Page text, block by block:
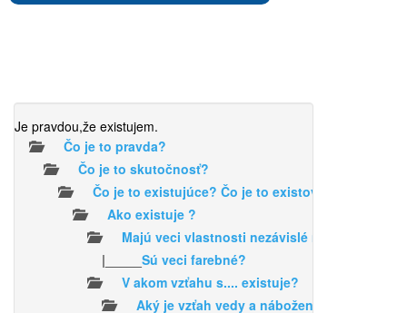
Je pravdou,že existujem.
Čo je to pravda?
Čo je to skutočnosť?
Čo je to existujúce? Čo je to existovať?
Ako existuje ?
Majú veci vlastnosti nezávislé na našom
|_____ Sú veci farebné?
V akom vzťahu s.... existuje?
Aký je vzťah vedy a náboženstva?